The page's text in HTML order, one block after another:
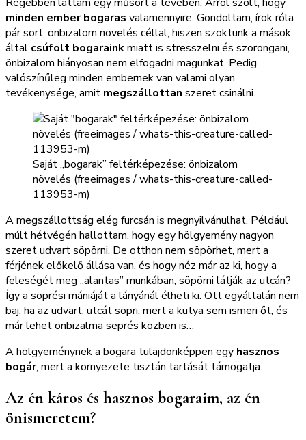
minden ember bogaras valamennyire. Gondoltam, írok róla
pár sort, önbizalom növelés céllal, hiszen szoktunk a mások
által csúfolt bogarainkmiatt is stresszelni és szorongani,
önbizalom hiányosan nem elfogadni magunkat. Pedig
valószínűleg minden embernek van valami olyan
tevékenysége, amit megszállottan szeret csinálni.
Saját „bogarak” feltérképezése: önbizalom
növelés (freeimages / whats-this-creature-called-
113953-m)
A megszállottság elég furcsán is megnyilvánulhat. Például
múlt hétvégén hallottam, hogy egy hölgyemény nagyon
szeret udvart söpörni. De otthon nem söpörhet, mert a
férjének előkelő állása van, és hogy néz már az ki, hogy a
feleségét meg „alantas” munkában, söpörni látják az utcán?
Így a söprési mániáját a lányánál élheti ki. Ott egyáltalán nem
baj, ha az udvart, utcát söpri, mert a kutya sem ismeri őt, és
már lehet önbizalma seprés közben is…
A hölgyeménynek a bogara tulajdonképpen egy hasznos
bogár, mert a környezete tisztán tartását támogatja.
Az én káros és hasznos bogaraim, az én
önismeretem?